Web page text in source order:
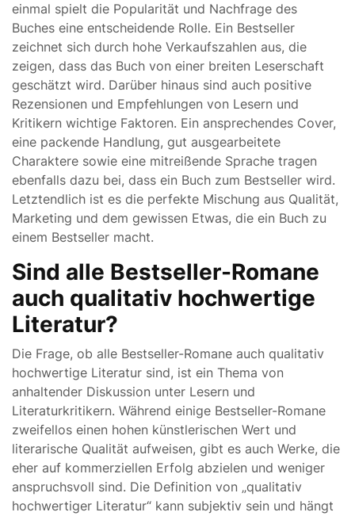
einmal spielt die Popularität und Nachfrage des
Buches eine entscheidende Rolle. Ein Bestseller
zeichnet sich durch hohe Verkaufszahlen aus, die
zeigen, dass das Buch von einer breiten Leserschaft
geschätzt wird. Darüber hinaus sind auch positive
Rezensionen und Empfehlungen von Lesern und
Kritikern wichtige Faktoren. Ein ansprechendes Cover,
eine packende Handlung, gut ausgearbeitete
Charaktere sowie eine mitreißende Sprache tragen
ebenfalls dazu bei, dass ein Buch zum Bestseller wird.
Letztendlich ist es die perfekte Mischung aus Qualität,
Marketing und dem gewissen Etwas, die ein Buch zu
einem Bestseller macht.
Sind alle Bestseller-Romane
auch qualitativ hochwertige
Literatur?
Die Frage, ob alle Bestseller-Romane auch qualitativ
hochwertige Literatur sind, ist ein Thema von
anhaltender Diskussion unter Lesern und
Literaturkritikern. Während einige Bestseller-Romane
zweifellos einen hohen künstlerischen Wert und
literarische Qualität aufweisen, gibt es auch Werke, die
eher auf kommerziellen Erfolg abzielen und weniger
anspruchsvoll sind. Die Definition von „qualitativ
hochwertiger Literatur“ kann subjektiv sein und hängt